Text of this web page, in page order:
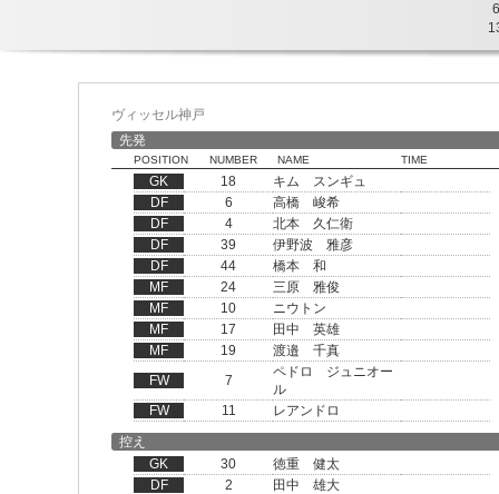
6
ヴィッセル神戸
先発
POSITION NUMBER NAME TIME
GK 18
キム スンギュ
DF
6
高橋 峻希
DF
4
北本 久仁衛
DF
39
伊野波 雅彦
DF
44
橋本 和
MF
24
三原 雅俊
MF
10
ニウトン
MF
17
田中 英雄
MF
19
渡邉 千真
FW
7
ペドロ ジュニオー
ル
FW
11
レアンドロ
控え
GK
30
徳重 健太
DF
2
田中 雄大